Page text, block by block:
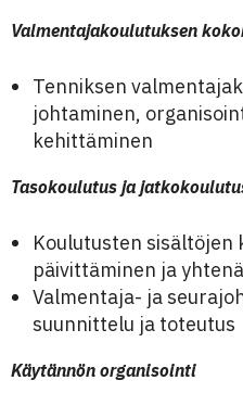
Valmentajakoulutuksen
Tenniksen
johtaminen,
kehittäminen
Tasokoulutus ja
Koulutusten sisältöjen
päivittäminen ja
Valmentaja- ja
suunnittelu ja toteutus
Käytännön organisointi